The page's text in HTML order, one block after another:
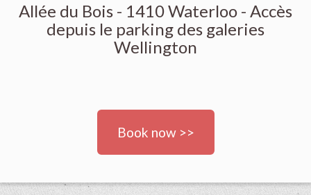
Allée du Bois - 1410 Waterloo - Accès
depuis le parking des galeries
Wellington
Book now >>